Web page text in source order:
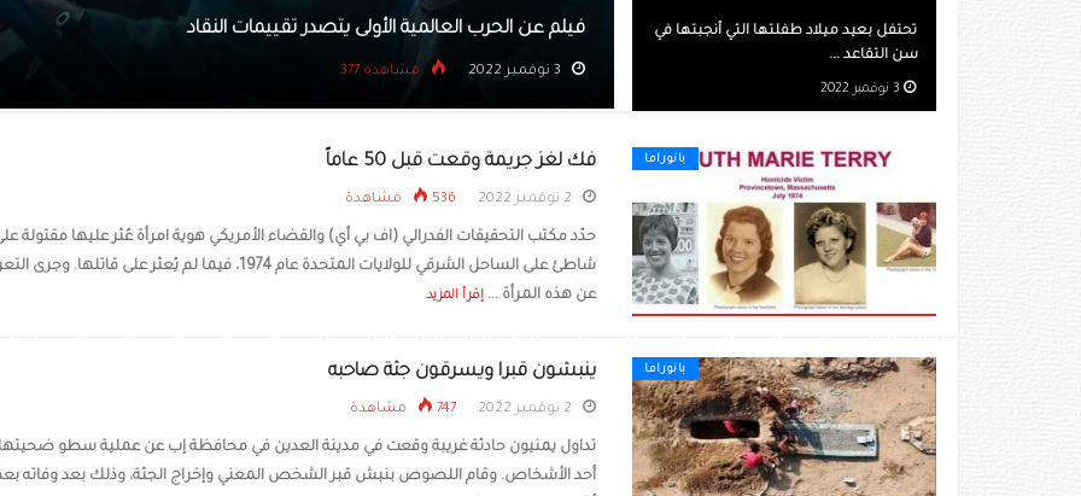
تحتفل بعيد ميلاد طفلتها التي أنجبتها في
سن التقاعد ...
الأولى يتصدر تقييمات النقاد نجل عمر الشريف يعلق على بيع مقتنيات لوالده
مشاهده 348
بانوراما فك لغز جريمة وقعت قبل 50 عاماً
536 مشاهدة
حدّد مكتب التحقيقات الفدرالي (اف بي أي) والقضاء الأمريكي هوية امرأة عُثر عليها مقتولة
شاطئ على الساحل الشرقي للولايات المتحدة عام 1974، فيما لم يُعثر على قاتلها.
عن هذه المرأة ... إقرأ المزيد
بانوراما ينبشون قبرا ويسرقون جثة صاحبه
747 مشاهدة
تداول يمنيون حادثة غريبة وقعت في مدينة العدين في محافظة إب عن عملية سطو
أحد الأشخاص. وقام اللصوص بنبش قبر الشخص المعني وإخراج الجثة، وذلك بعد وفاته
الطائرات الكهربائية تصبح